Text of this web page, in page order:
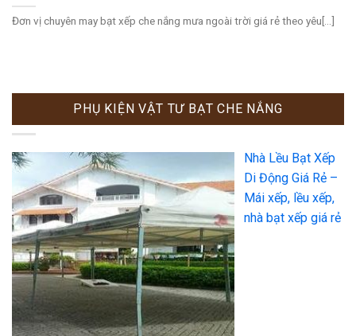
Đơn vị chuyên may bạt xếp che nắng mưa ngoài trời giá rẻ theo yêu[...]
PHỤ KIỆN VẬT TƯ BẠT CHE NẮNG
Nhà Lều Bạt Xếp
Di Động Giá Rẻ –
Mái xếp, lều xếp,
nhà bạt xếp giá rẻ